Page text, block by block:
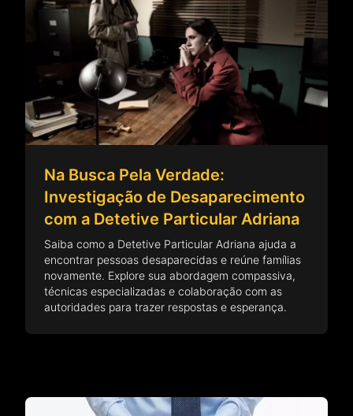
Na Busca Pela Verdade:
Investigação de Desaparecimento
com a Detetive Particular Adriana
Saiba como a Detetive Particular Adriana ajuda a
encontrar pessoas desaparecidas e reúne famílias
novamente. Explore sua abordagem compassiva,
técnicas especializadas e colaboração com as
autoridades para trazer respostas e esperança.